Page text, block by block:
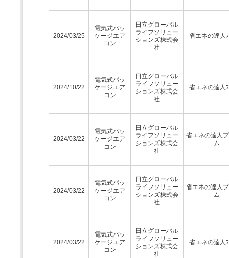
2024/03/25
電気式パッ
ケージエア
コン
日立グローバル
ライフソリュー
ションズ株式会
社
省エネの達人
2024/10/22
電気式パッ
ケージエア
コン
日立グローバル
ライフソリュー
ションズ株式会
社
省エネの達人
2024/03/22
電気式パッ
ケージエア
コン
日立グローバル
ライフソリュー
ションズ株式会
社
省エネの達人
ム
2024/03/22
電気式パッ
ケージエア
コン
日立グローバル
ライフソリュー
ションズ株式会
社
省エネの達人
ム
2024/03/22
電気式パッ
ケージエア
コン
日立グローバル
ライフソリュー
ションズ株式会
社
省エネの達人